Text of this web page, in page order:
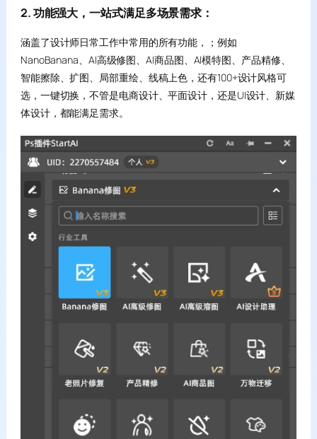
2. 功能强大，一站式满足多场景需求：
涵盖了设计师日常工作中常用的所有功能，；例如
NanoBanana、AI高级修图、AI商品图、AI模特图、产品精修、
智能擦除、扩图、局部重绘、线稿上色，还有100+设计风格可
选，一键切换，不管是电商设计、平面设计，还是UI设计、新媒
体设计，都能满足需求。